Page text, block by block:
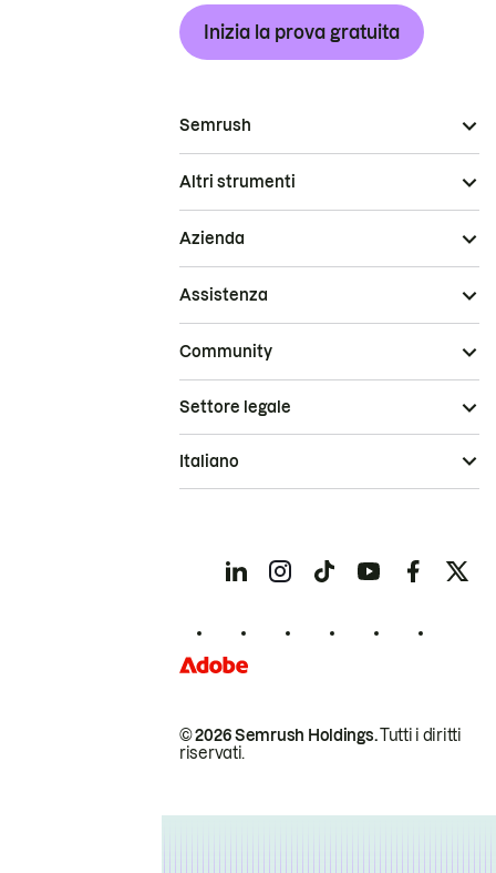
Inizia la prova gratuita
Semrush
Altri strumenti
Azienda
Assistenza
Community
© 2026 Semrush Holdings.Tutti i diritti
riservati.
Settore legale
Italiano